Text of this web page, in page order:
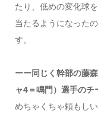
たり、低めの変化球
当たるようになった
す。
ーー同じく幹部の藤
ャ4＝鳴門）選手の
めちゃくちゃ頼もし